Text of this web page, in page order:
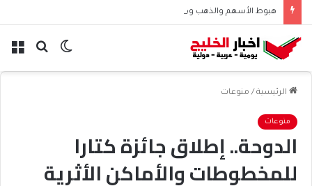
هبوط الأسهم والذهب وصعود النفط يعقّد مسار الفدرالي
بحث الوضع
الرئيسية / منوعات
منوعات
الدوحة.. إطلاق جائزة كتارا
للمخطوطات والأماكن الأثرية